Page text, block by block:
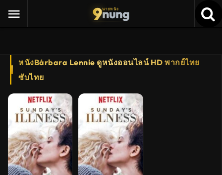
9นายหนัง
nung
หนังBárbara Lennie ดูหนังออนไลน์ HD พากย์ไทย
ซับไทย